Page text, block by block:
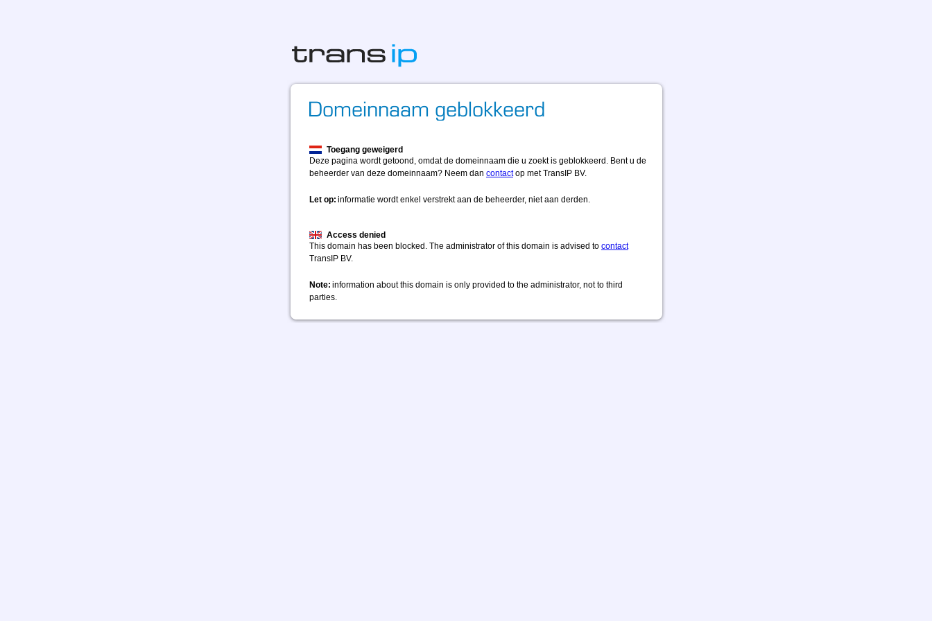
Toegang geweigerd
Deze pagina wordt getoond, omdat de domeinnaam die u zoekt is geblokkeerd. Bent u de
beheerder van deze domeinnaam? Neem dan contactop met TransIP BV.
Let op: informatie wordt enkel verstrekt aan de beheerder, niet aan derden.
Access denied
This domain has been blocked. The administrator of this domain is advised to contact
TransIP BV.
Note: information about this domain is only provided to the administrator, not to third
parties.